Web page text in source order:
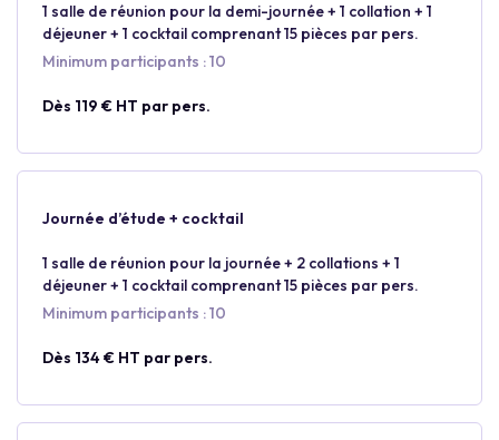
1 salle de réunion pour la demi-journée + 1 collation + 1
déjeuner + 1 cocktail comprenant 15 pièces par pers.
Minimum participants : 10
Dès 119 € HT par pers.
Journée d’étude + cocktail
1 salle de réunion pour la journée + 2 collations + 1
déjeuner + 1 cocktail comprenant 15 pièces par pers.
Minimum participants : 10
Dès 134 € HT par pers.